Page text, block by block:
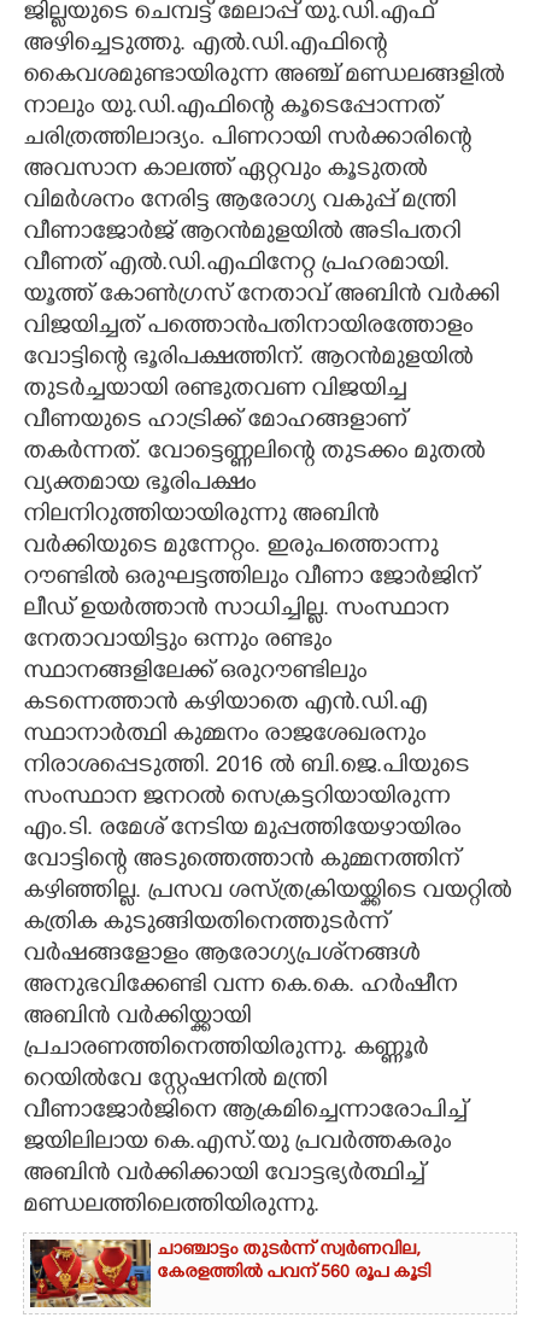
CARTOONS
LITERATURE
ZOOM
CONTACT US
ജില്ലയുടെ ചെമ്പട്ട് മേലാപ്പ് യു.ഡി.എഫ്
അഴിച്ചെട‌ുത്തു. എൽ.ഡി.എഫിന്റെ
കൈവശമുണ്ടായിരുന്ന അഞ്ച് മണ്ഡലങ്ങളിൽ
നാലും യു.ഡി.എഫിന്റെ കൂടെപ്പോന്നത്
ചരിത്രത്തിലാദ്യം. പിണറായി സർക്കാരിന്റെ
അവസാന കാലത്ത് ഏറ്റവും കൂടുതൽ
വിമർശനം നേരിട്ട ആരോഗ്യ വകുപ്പ് മന്ത്രി
വീണാജോർജ് ആറൻമുളയിൽ അടിപതറി
വീണത് എൽ.ഡി.എഫിനേറ്റ പ്രഹരമായി.
യൂത്ത് കോൺഗ്രസ് നേതാവ് അബിൻ വർക്കി
വിജയിച്ചത് പത്തൊൻപതിനായിരത്തോളം
വോട്ടിന്റെ ഭൂരിപക്ഷത്തിന്. ആറൻമുളയിൽ
തുടർച്ചയായി രണ്ടുതവണ വിജയിച്ച
വീണയുടെ ഹാട്രിക്ക് മോഹങ്ങളാണ്
തകർന്നത്. വോട്ടെണ്ണലിന്റെ തുടക്കം മുതൽ
വ്യക്തമായ ഭൂരിപക്ഷം
നിലനിറുത്തിയായിരുന്നു അബിൻ
വർക്കിയുടെ മുന്നേറ്റം. ഇരുപത്തൊന്നു
റൗണ്ടിൽ ഒരുഘട്ടത്തിലും വീണാ ജോർജിന്
ലീഡ് ഉയർത്താൻ സാധിച്ചില്ല. സംസ്ഥാന
നേതാവായിട്ടും ഒന്നും രണ്ടും
സ്ഥാനങ്ങളിലേക്ക് ഒരുറൗണ്ടിലും
കടന്നെത്താൻ കഴിയാതെ എൻ.ഡി.എ
സ്ഥാനാർത്ഥി കുമ്മനം രാജശേഖരനും
നിരാശപ്പെടുത്തി. 2016 ൽ ബി.ജെ.പിയുടെ
സംസ്ഥാന ജനറൽ സെക്രട്ടറിയായിരുന്ന
എം.ടി. രമേശ് നേടിയ മുപ്പത്തിയേഴായിരം
വോട്ടിന്റെ അടുത്തെത്താൻ കുമ്മനത്തിന്
കഴിഞ്ഞില്ല. പ്രസവ ശസ്ത്രക്രിയയ്ക്കിടെ വയറ്റിൽ
കത്രിക കുടുങ്ങിയതിനെത്തുടർന്ന്
വർഷങ്ങളോളം ആരോഗ്യപ്രശ്‌നങ്ങൾ
അനുഭവിക്കേണ്ടി വന്ന കെ.കെ. ഹർഷീന
അബിൻ വർക്കിയ്ക്കായി
പ്രചാരണത്തിനെത്തിയിരുന്നു. കണ്ണൂർ
റെയിൽവേ സ്റ്റേഷനിൽ മന്ത്രി
വീണാജോർജിനെ ആക്രമിച്ചെന്നാരോപിച്ച്
ജയിലിലായ കെ.എസ്.യു പ്രവർത്തകരും
അബിൻ വർക്കിക്കായി വോട്ടഭ്യർത്ഥിച്ച്
മണ്ഡലത്തിലെത്തിയിരുന്നു.
ചാഞ്ചാട്ടം തുടർന്ന് സ്വർണവില,
കേരളത്തിൽ പവന് 560 രൂപ കൂടി